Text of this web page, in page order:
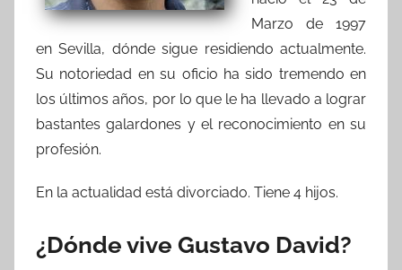
Marzo de 1997
en Sevilla, dónde sigue residiendo actualmente.
Su notoriedad en su oficio ha sido tremendo en
los últimos años, por lo que le ha llevado a lograr
bastantes galardones y el reconocimiento en su
profesión.
En la actualidad está divorciado. Tiene 4 hijos.
¿Dónde vive Gustavo David?